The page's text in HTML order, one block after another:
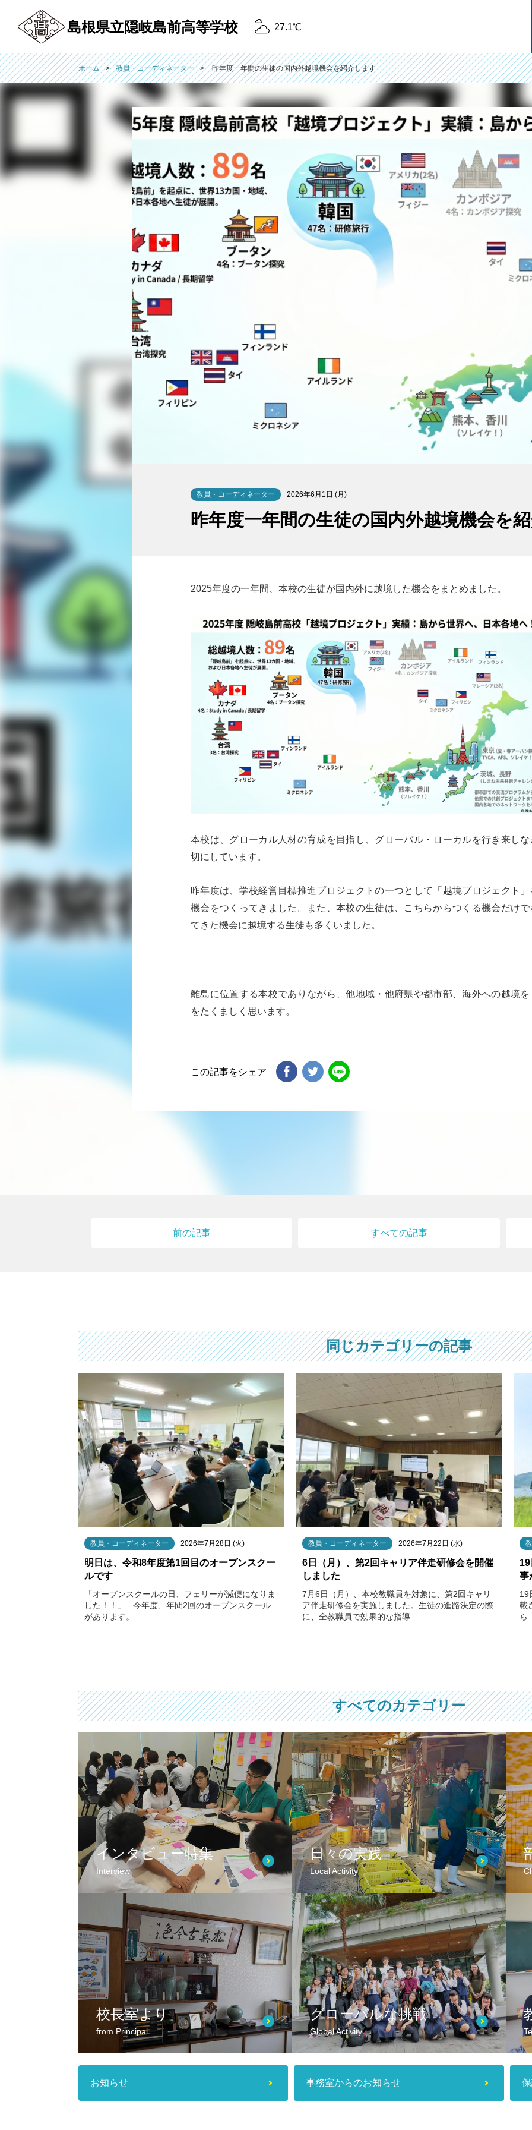
島根県立隠岐島前高等学校 27.1℃
ホーム 教員・コーディネーター 昨年度一年間の生徒の国内外越境機会を紹介します
教員・コーディネーター 2026年6月1日 (月)
昨年度一年間の生徒の国内外越境機会を
2025年度の一年間、本校の生徒が国内外に越境した機会をまとめました。
本校は、グローカル人材の育成を目指し、グローバル・ローカルを行き来し
切にしています。
昨年度は、学校経営目標推進プロジェクトの一つとして「越境プロジェクト
機会をつくってきました。また、本校の生徒は、こちらからつくる機会だけ
てきた機会に越境する生徒も多くいました。
離島に位置する本校でありながら、他地域・他府県や都市部、海外への越境
をたくましく思います。
この記事をシェア
前の記事 すべての記事
同じカテゴリーの記事
教員・コーディネーター 2026年7月28日 (火)
明日は、令和8年度第1回目のオープンスクー
ルです
「オープンスクールの日、フェリーが減便になりま
した！！」 今年度、年間2回のオープンスクール
があります。 …
教員・コーディネーター 2026年7月22日 (水)
6日（月）、第2回キャリア伴走研修会を開催
しました
7月6日（月）、本校教職員を対象に、第2回キャリ
ア伴走研修会を実施しました。生徒の進路決定の際
に、全教職員で効果的な指導…
事
19
載
ら
すべてのカテゴリー
インタビュー特集
Interview
日々の実践
Local Activity
校長室より
from Principal
グローバルな挑戦
Global Activity
お知らせ 事務室からのお知らせ